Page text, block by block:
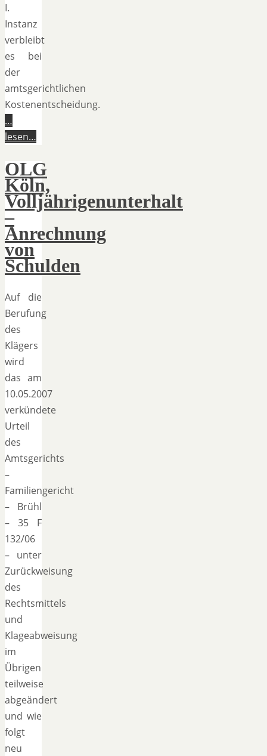
I.
Instanz
verbleibt
es bei
der
amtsgerichtlichen
Kostenentscheidung.
…
lesen…
OLG
Köln,
Volljährigenunterhalt
–
Anrechnung
von
Schulden
Auf die
Berufung
des
Klägers
wird
das am
10.05.2007
verkündete
Urteil
des
Amtsgerichts
–
Familiengericht
– Brühl
– 35 F
132/06
– unter
Zurückweisung
des
Rechtsmittels
und
Klageabweisung
im
Übrigen
teilweise
abgeändert
und wie
folgt
neu